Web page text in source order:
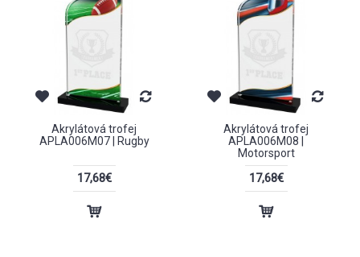
Akrylátová trofej
APLA006M07 | Rugby
17,68€
Akrylátová trofej
APLA006M08 |
Motorsport
17,68€